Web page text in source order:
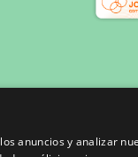
anuncios y analizar